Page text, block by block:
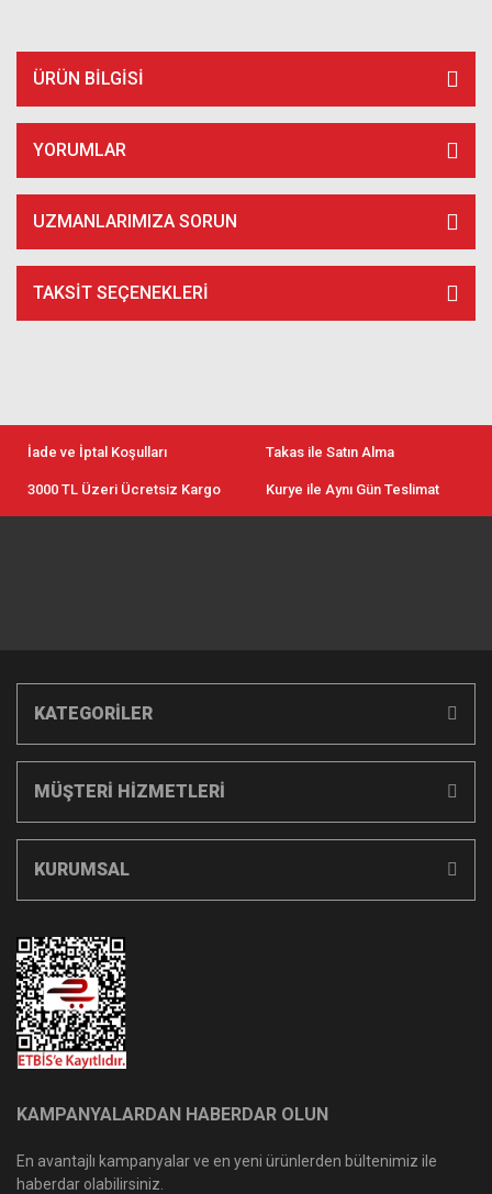
ÜRÜN BILGISI
YORUMLAR
UZMANLARIMIZA SORUN
TAKSIT SEÇENEKLERI
İade ve İptal Koşulları Takas ile Satın Alma
3000 TL Üzeri Ücretsiz Kargo Kurye ile Aynı Gün Teslimat
KATEGORİLER
MÜŞTERİ HİZMETLERİ
KURUMSAL
KAMPANYALARDAN HABERDAR OLUN
En avantajlı kampanyalar ve en yeni ürünlerden bültenimiz ile
haberdar olabilirsiniz.